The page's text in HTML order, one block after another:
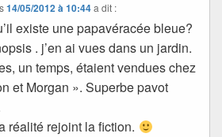
14/05/2012 à 10:44 a dit :
existe une papavéracée bleue?
. j’en ai vues dans un jardin.
un temps, étaient vendues chez
et Morgan ». Superbe pavot
réalité rejoint la fiction.